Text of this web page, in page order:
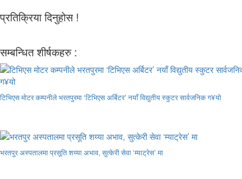
प्रतिक्रिया दिनुहोस !
सम्बन्धित शीर्षकहरु :
टिभिएस मोटर कम्पनीले भरतपुरमा ‘टिभिएस अर्बिटर’ नयाँ विद्युतीय स्कुटर सार्वजनिक ग¥यो
भरतपुर अस्पतालमा प्रसूति शय्या अभाव, सुत्केरी सेवा ‘म्याट्रेस’ मा